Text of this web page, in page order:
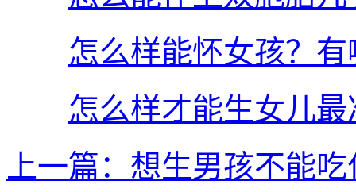
怎么样能怀女孩？
怎么样才能生女儿
上一篇：想生男孩不能